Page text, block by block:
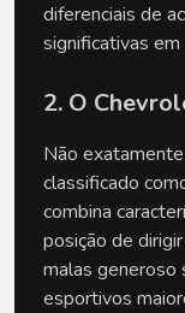
diferenciais de
significativas
2. O
Não
classificado
combina
posição de
malas generoso
esportivos